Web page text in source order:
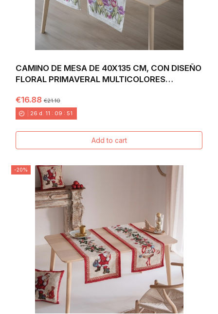
CAMINO DE MESA DE 40X135 CM, CON DISEÑO
FLORAL PRIMAVERAL MULTICOLORES
€16.88€21.10
26 d. 11 : 09 : 49
Add to cart
-20%